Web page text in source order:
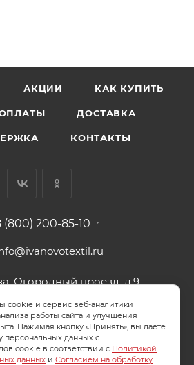
АКЦИИ КАК КУПИТЬ
ДОСТАВКА
КОНТАКТЫ
(800) 200-85-10
Огородный проезд, д.9
ПЕРСОНАЛЬНЫХ ДАННЫХ
ПЕРСОНАЛЬНЫХ ДАННЫХ
cookie и сервис веб-аналитики
работы сайта и улучшения
Нажимая кнопку «Принять», вы даете
персональных данных с
cookie в соответствии с Политикой
данных и Согласием на обработку